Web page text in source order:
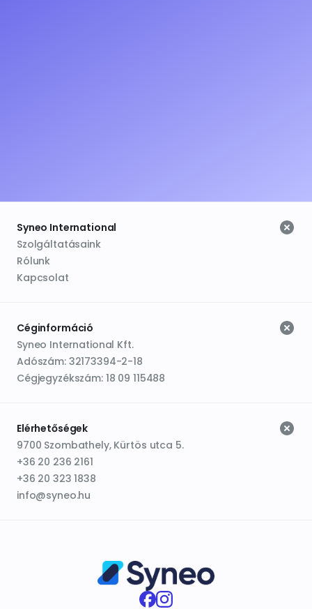
Syneo International
Szolgáltatásaink
Rólunk
Kapcsolat
Céginformáció
Syneo International Kft.
Adószám: 32173394-2-18
Cégjegyzékszám: 18 09 115488
Elérhetőségek
9700 Szombathely, Kürtös utca 5.
+36 20 236 2161
+36 20 323 1838
info@syneo.hu